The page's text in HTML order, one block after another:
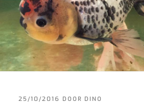
GEPLAATST
25/10/2016 DOOR DINO